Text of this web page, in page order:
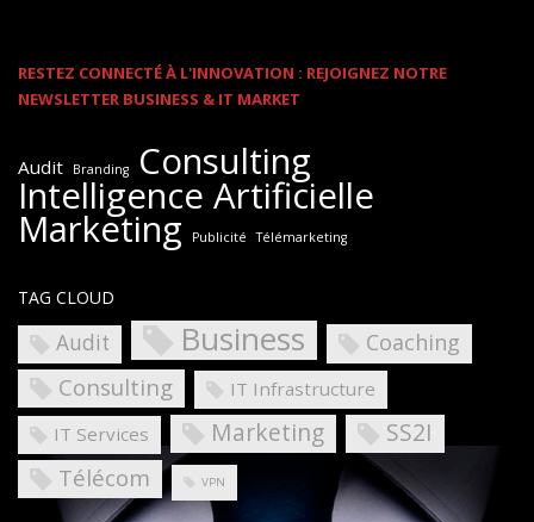
RESTEZ CONNECTÉ À L'INNOVATION : REJOIGNEZ NOTRE
NEWSLETTER BUSINESS & IT MARKET
Audit Branding Consulting
Intelligence Artificielle
Marketing Publicité Télémarketing
TAG CLOUD
Audit Business Coaching
Consulting
IT Infrastructure
IT Services
Marketing SS2I
Télécom VPN